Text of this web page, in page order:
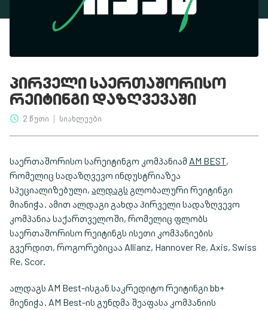
ᲞᲘᲠᲕᲔᲚᲘ ᲡᲐᲔᲠᲗᲐᲨᲝᲠᲘᲡᲝ
ᲠᲔᲘᲢᲘᲜᲒᲘ ᲓᲐᲖᲦᲕᲔᲕᲐᲨᲘ
2 წუთი სიახლეები
საერთაშორისო სარეიტინგო კომპანიამ AM BEST,
რომელიც სადაზღვევო ინდუსტრიაზეა
სპეციალიზებული, ალდაგს გლობალური რეიტინგი
მიანიჭა. ამით ალდაგი გახდა პირველი სადაზღვევო
კომპანია საქართველოში, რომელიც ფლობს
საერთაშორისო რეიტინგს ისეთი კომპანიების
გვერდით, როგორებიცაა Allianz, Hannover Re, Axis, Swiss
Re, Scor.
ალდაგს AM Best-ისგან საკრედიტო რეიტინგი bb+
მიენიჭა. AM Best-ის გუნდმა შეაფასა კომპანიის